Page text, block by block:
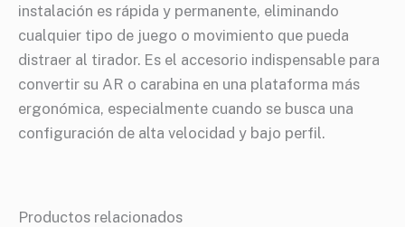
instalación es rápida y permanente, eliminando
cualquier tipo de juego o movimiento que pueda
distraer al tirador. Es el accesorio indispensable para
convertir su AR o carabina en una plataforma más
ergonómica, especialmente cuando se busca una
configuración de alta velocidad y bajo perfil.
Productos relacionados